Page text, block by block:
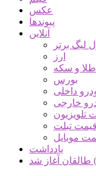
عکس
پیوندها
آنلاین
لیگ برتر
ارز
و سکه
بورس
داخلی
خارجی
تلویزیون
قیمت تبلت
موبایل
یادداشت
طالقان آغاز شد